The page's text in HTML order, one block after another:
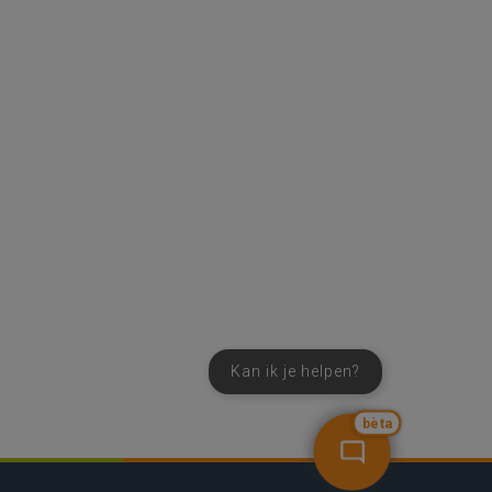
bèta
Kan ik je helpen?